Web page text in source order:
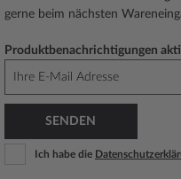
gerne beim nächsten
Produktbenachrichtigungen
SENDEN
Ich habe die